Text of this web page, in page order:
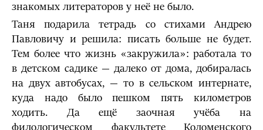
знакомых литераторов у неё не было.
Таня подарила тетрадь со стихами Андрею
Павловичу и решила: писать больше не будет.
Тем более что жизнь «закружила»: работала то
в детском садике — далеко от дома, добиралась
на двух автобусах, — то в сельском интернате,
куда надо было пешком пять километров
ходить. Да ещё заочная учёба на
филологическом факультете Коломенского